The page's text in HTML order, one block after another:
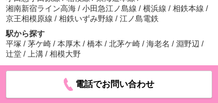
湘南新宿ライン高海 / 小田急江ノ島線 / 横浜線 / 相鉄本線 /
京王相模原線 / 相鉄いずみ野線 / 江ノ島電鉄
駅から探す
平塚 / 茅ケ崎 / 本厚木 / 橋本 / 北茅ケ崎 / 海老名 / 淵野辺 /
辻堂 / 上溝 / 相模大野
電話でお問い合わせ